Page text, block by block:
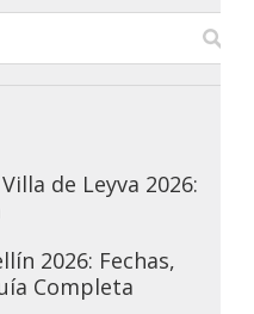
de Leyva 2026:
2026: Fechas,
Completa